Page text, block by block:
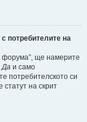
потребителите на
форума”, ще намерите
Да и само
потребителското си
на скрит